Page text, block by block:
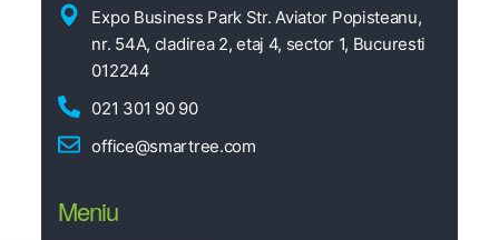
Expo Business Park Str. Aviator Popisteanu,
nr. 54A, cladirea 2, etaj 4, sector 1, Bucuresti
012244
021 301 90 90
office@smartree.com
Meniu